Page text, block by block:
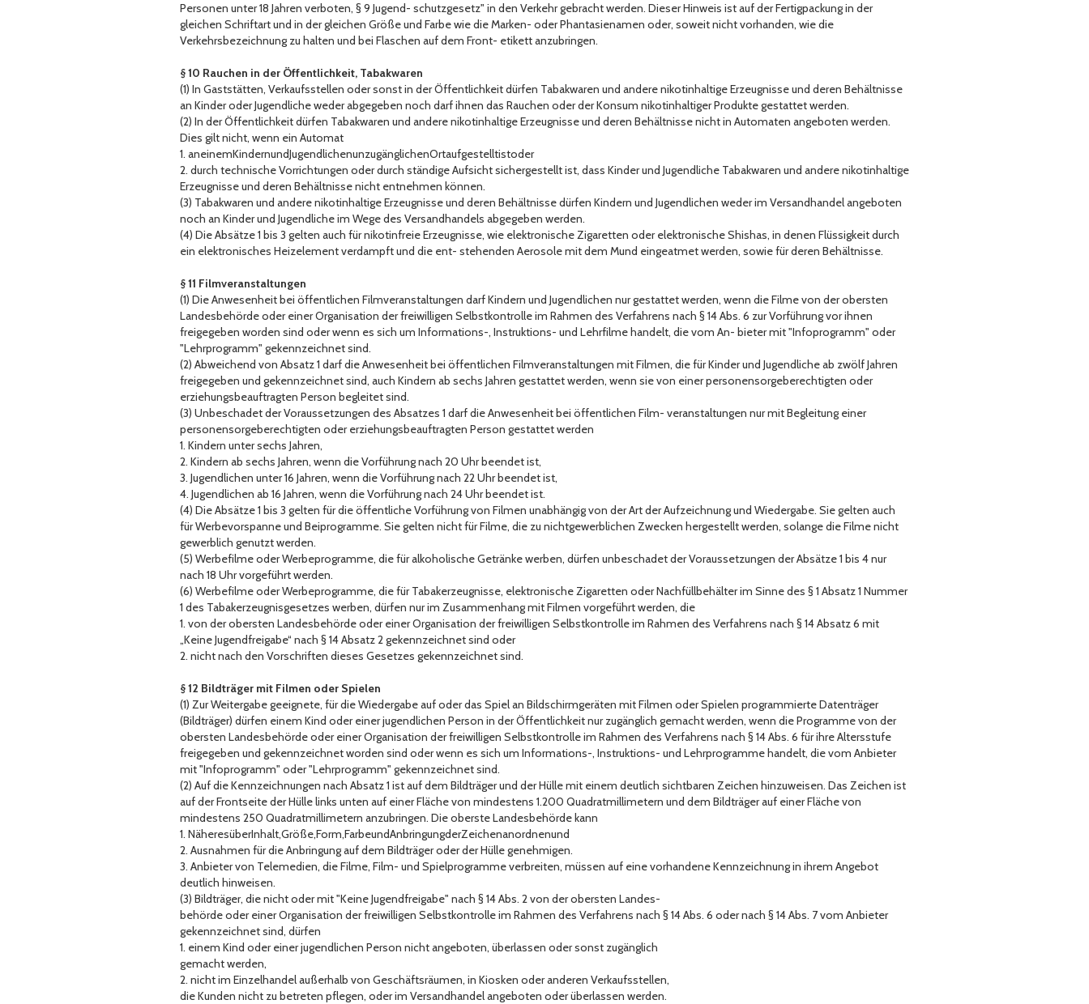
Personen unter 18 Jahren verboten, § 9 Jugend- schutzgesetz" in den Verkehr gebracht werden. Dieser Hinweis ist auf der Fertigpackung in der
gleichen Schriftart und in der gleichen Größe und Farbe wie die Marken- oder Phantasienamen oder, soweit nicht vorhanden, wie die
Verkehrsbezeichnung zu halten und bei Flaschen auf dem Front- etikett anzubringen.
§ 10 Rauchen in der Öffentlichkeit, Tabakwaren
(1) In Gaststätten, Verkaufsstellen oder sonst in der Öffentlichkeit dürfen Tabakwaren und andere nikotinhaltige Erzeugnisse und deren Behältnisse
an Kinder oder Jugendliche weder abgegeben noch darf ihnen das Rauchen oder der Konsum nikotinhaltiger Produkte gestattet werden.
(2) In der Öffentlichkeit dürfen Tabakwaren und andere nikotinhaltige Erzeugnisse und deren Behältnisse nicht in Automaten angeboten werden.
Dies gilt nicht, wenn ein Automat
1. aneinemKindernundJugendlichenunzugänglichenOrtaufgestelltistoder
2. durch technische Vorrichtungen oder durch ständige Aufsicht sichergestellt ist, dass Kinder und Jugendliche Tabakwaren und andere nikotinhaltige
Erzeugnisse und deren Behältnisse nicht entnehmen können.
(3) Tabakwaren und andere nikotinhaltige Erzeugnisse und deren Behältnisse dürfen Kindern und Jugendlichen weder im Versandhandel angeboten
noch an Kinder und Jugendliche im Wege des Versandhandels abgegeben werden.
(4) Die Absätze 1 bis 3 gelten auch für nikotinfreie Erzeugnisse, wie elektronische Zigaretten oder elektronische Shishas, in denen Flüssigkeit durch
ein elektronisches Heizelement verdampft und die ent- stehenden Aerosole mit dem Mund eingeatmet werden, sowie für deren Behältnisse.
§ 11 Filmveranstaltungen
(1) Die Anwesenheit bei öffentlichen Filmveranstaltungen darf Kindern und Jugendlichen nur gestattet werden, wenn die Filme von der obersten
Landesbehörde oder einer Organisation der freiwilligen Selbstkontrolle im Rahmen des Verfahrens nach § 14 Abs. 6 zur Vorführung vor ihnen
freigegeben worden sind oder wenn es sich um Informations-, Instruktions- und Lehrfilme handelt, die vom An- bieter mit "Infoprogramm" oder
"Lehrprogramm" gekennzeichnet sind.
(2) Abweichend von Absatz 1 darf die Anwesenheit bei öffentlichen Filmveranstaltungen mit Filmen, die für Kinder und Jugendliche ab zwölf Jahren
freigegeben und gekennzeichnet sind, auch Kindern ab sechs Jahren gestattet werden, wenn sie von einer personensorgeberechtigten oder
erziehungsbeauftragten Person begleitet sind.
(3) Unbeschadet der Voraussetzungen des Absatzes 1 darf die Anwesenheit bei öffentlichen Film- veranstaltungen nur mit Begleitung einer
personensorgeberechtigten oder erziehungsbeauftragten Person gestattet werden
1. Kindern unter sechs Jahren,
2. Kindern ab sechs Jahren, wenn die Vorführung nach 20 Uhr beendet ist,
3. Jugendlichen unter 16 Jahren, wenn die Vorführung nach 22 Uhr beendet ist,
4. Jugendlichen ab 16 Jahren, wenn die Vorführung nach 24 Uhr beendet ist.
(4) Die Absätze 1 bis 3 gelten für die öffentliche Vorführung von Filmen unabhängig von der Art der Aufzeichnung und Wiedergabe. Sie gelten auch
für Werbevorspanne und Beiprogramme. Sie gelten nicht für Filme, die zu nichtgewerblichen Zwecken hergestellt werden, solange die Filme nicht
gewerblich genutzt werden.
(5) Werbefilme oder Werbeprogramme, die für alkoholische Getränke werben, dürfen unbeschadet der Voraussetzungen der Absätze 1 bis 4 nur
nach 18 Uhr vorgeführt werden.
(6) Werbefilme oder Werbeprogramme, die für Tabakerzeugnisse, elektronische Zigaretten oder Nachfüllbehälter im Sinne des § 1 Absatz 1 Nummer
1 des Tabakerzeugnisgesetzes werben, dürfen nur im Zusammenhang mit Filmen vorgeführt werden, die
1. von der obersten Landesbehörde oder einer Organisation der freiwilligen Selbstkontrolle im Rahmen des Verfahrens nach § 14 Absatz 6 mit
„Keine Jugendfreigabe“ nach § 14 Absatz 2 gekennzeichnet sind oder
2. nicht nach den Vorschriften dieses Gesetzes gekennzeichnet sind.
§ 12 Bildträger mit Filmen oder Spielen
(1) Zur Weitergabe geeignete, für die Wiedergabe auf oder das Spiel an Bildschirmgeräten mit Filmen oder Spielen programmierte Datenträger
(Bildträger) dürfen einem Kind oder einer jugendlichen Person in der Öffentlichkeit nur zugänglich gemacht werden, wenn die Programme von der
obersten Landesbehörde oder einer Organisation der freiwilligen Selbstkontrolle im Rahmen des Verfahrens nach § 14 Abs. 6 für ihre Altersstufe
freigegeben und gekennzeichnet worden sind oder wenn es sich um Informations-, Instruktions- und Lehrprogramme handelt, die vom Anbieter
mit "Infoprogramm" oder "Lehrprogramm" gekennzeichnet sind.
(2) Auf die Kennzeichnungen nach Absatz 1 ist auf dem Bildträger und der Hülle mit einem deutlich sichtbaren Zeichen hinzuweisen. Das Zeichen ist
auf der Frontseite der Hülle links unten auf einer Fläche von mindestens 1.200 Quadratmillimetern und dem Bildträger auf einer Fläche von
mindestens 250 Quadratmillimetern anzubringen. Die oberste Landesbehörde kann
1. NäheresüberInhalt,Größe,Form,FarbeundAnbringungderZeichenanordnenund
2. Ausnahmen für die Anbringung auf dem Bildträger oder der Hülle genehmigen.
3. Anbieter von Telemedien, die Filme, Film- und Spielprogramme verbreiten, müssen auf eine vorhandene Kennzeichnung in ihrem Angebot
deutlich hinweisen.
(3) Bildträger, die nicht oder mit "Keine Jugendfreigabe" nach § 14 Abs. 2 von der obersten Landes-
behörde oder einer Organisation der freiwilligen Selbstkontrolle im Rahmen des Verfahrens nach § 14 Abs. 6 oder nach § 14 Abs. 7 vom Anbieter
gekennzeichnet sind, dürfen
1. einem Kind oder einer jugendlichen Person nicht angeboten, überlassen oder sonst zugänglich
gemacht werden,
2. nicht im Einzelhandel außerhalb von Geschäftsräumen, in Kiosken oder anderen Verkaufsstellen,
die Kunden nicht zu betreten pflegen, oder im Versandhandel angeboten oder überlassen werden.